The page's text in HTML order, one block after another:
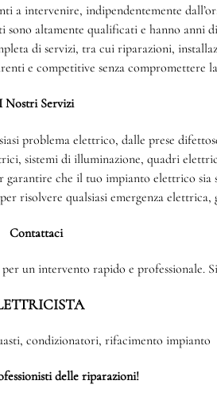
a intervenire, indipendentemente
altamente qualificati e hanno anni
di servizi, tra cui riparazioni,
e competitive senza compromettere
Nostri Servizi
problema elettrico, dalle prese
sistemi di illuminazione, quadri
garantire che il tuo impianto elettrico sia
risolvere qualsiasi emergenza elettrica,
Contattaci
un intervento rapido e professionale.
condizionatori, rifacimento impianto
delle riparazioni!